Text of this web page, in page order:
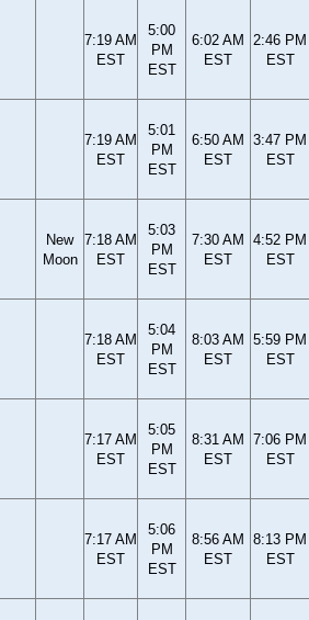
7:19 AM
EST
5:00
PM
EST
6:02 AM
EST
2:46 PM
EST
7:19 AM
EST
5:01
PM
EST
6:50 AM
EST
3:47 PM
EST
New
Moon
7:18 AM
EST
5:03
PM
EST
7:30 AM
EST
4:52 PM
EST
7:18 AM
EST
5:04
PM
EST
8:03 AM
EST
5:59 PM
EST
7:17 AM
EST
5:05
PM
EST
8:31 AM
EST
7:06 PM
EST
7:17 AM
EST
5:06
PM
EST
8:56 AM
EST
8:13 PM
EST